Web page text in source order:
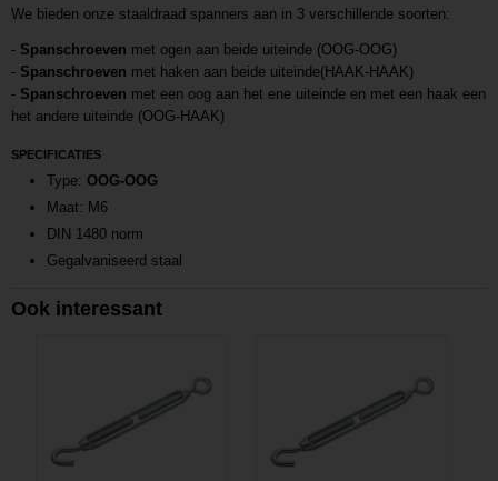
We bieden onze staaldraad spanners aan in 3 verschillende soorten:
- Spanschroeven met ogen aan beide uiteinde (OOG-OOG)
- Spanschroeven met haken aan beide uiteinde(HAAK-HAAK)
- Spanschroeven met een oog aan het ene uiteinde en met een haak een
het andere uiteinde (OOG-HAAK)
SPECIFICATIES
Type: OOG-OOG
Maat: M6
DIN 1480 norm
Gegalvaniseerd staal
Ook interessant